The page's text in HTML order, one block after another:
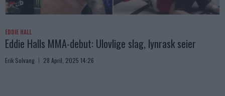
EDDIE HALL
Eddie Halls MMA-debut: Ulovlige slag, lynrask seier
Erik Solvang 28 April, 2025 14:26